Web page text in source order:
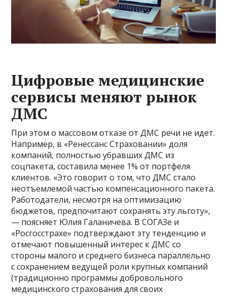
Цифровые медицинские
сервисы меняют рынок
ДМС
При этом о массовом отказе от ДМС речи не идет.
Например, в «Ренессанс Страховании» доля
компаний, полностью убравших ДМС из
соцпакета, составила менее 1% от портфеля
клиентов. «Это говорит о том, что ДМС стало
неотъемлемой частью компенсационного пакета.
Работодатели, несмотря на оптимизацию
бюджетов, предпочитают сохранять эту льготу»,
— поясняет Юлия Галаничева. В СОГАЗе и
«Росгосстрахе» подтверждают эту тенденцию и
отмечают повышенный интерес к ДМС со
стороны малого и среднего бизнеса параллельно
с сохранением ведущей роли крупных компаний
(традиционно программы добровольного
медицинского страхования для своих